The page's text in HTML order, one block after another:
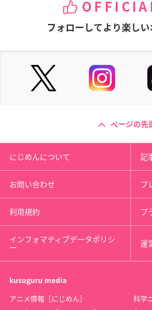
フォローしてより楽しい
ページの先
にじめんについて 記
お問い合わせ プ
利用規約 プ
インフォマティブデータポリシ
ー 運
kusuguru media
アニメ情報［にじめん］
科学